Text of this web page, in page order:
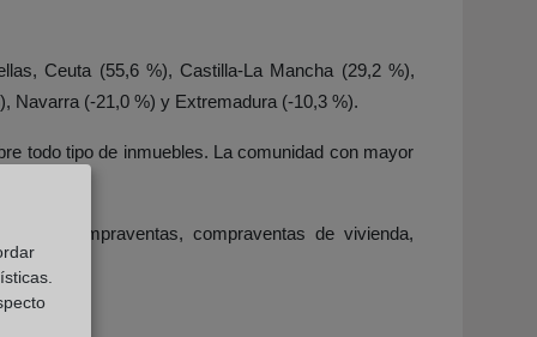
Ceuta (55,6 %), Castilla-La Mancha (29,2 %),
Navarra (-21,0 %) y Extremadura (-10,3 %).
todo tipo de inmuebles. La comunidad con mayor
de compraventas, compraventas de vivienda,